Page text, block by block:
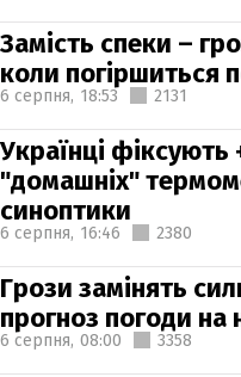
Замість спеки –
коли погіршиться
6 серпня, 18:53 2131
Українці фіксують
"домашніх"
синоптики
6 серпня, 16:46 2380
Грози замінять
прогноз погоди на
6 серпня, 08:00 3358